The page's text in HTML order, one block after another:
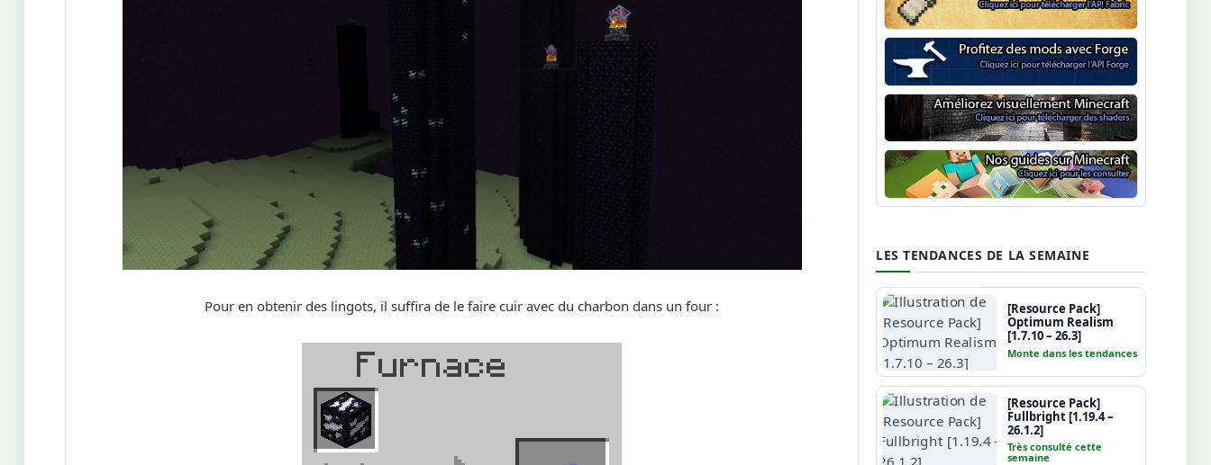
Pour en obtenir des lingots, il suffira de le faire cuir avec du charbon dans un four :
Minecraft Fabric
Minecraft Forge
Shaders Minecraft
Guide Minecraft
LES TENDANCES DE LA SEMAINE
[Resource Pack]
Optimum Realism
[1.7.10 – 26.3]
Monte dans les tendances
[Resource Pack]
Fullbright [1.19.4 –
26.1.2]
Très consulté cette
semaine